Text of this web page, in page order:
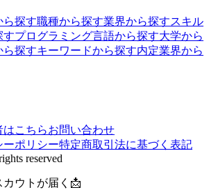
ら探す職種から探す業界から探すスキル
すプログラミング言語から探す大学から
ら探すキーワードから探す内定業界から
こちらお問い合わせ
ーポリシー特定商取引法に基づく表記
reserved
カウトが届く📩